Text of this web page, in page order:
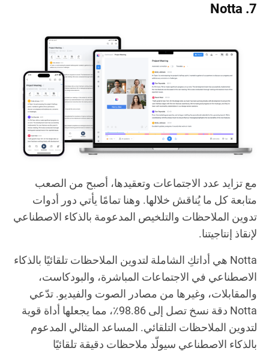
7. Notta
مع تزايد عدد الاجتماعات وتعقيدها، أصبح من الصعب
متابعة كل ما يُناقش خلالها. وهنا تمامًا يأتي دور أدوات
تدوين الملاحظات والتلخيص المدعومة بالذكاء الاصطناعي
لإنقاذ إنتاجيتنا.
Notta هي أداتكِ الشاملة لتدوين الملاحظات تلقائيًا بالذكاء
الاصطناعي في الاجتماعات المباشرة، والبودكاست،
والمقابلات، وغيرها من مصادر الصوت والفيديو. تدّعي
Notta دقة نسخ تصل إلى 98.86٪، مما يجعلها أداة قوية
لتدوين الملاحظات التلقائي. المساعد المثالي المدعوم
بالذكاء الاصطناعي سيولّد ملاحظات دقيقة تلقائيًا